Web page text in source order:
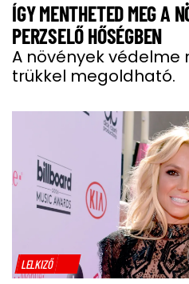
ÍGY MENTHETED MEG A
PERZSELŐ HŐSÉGBEN
A növények védelme
trükkel megoldható.
LELKIZŐ